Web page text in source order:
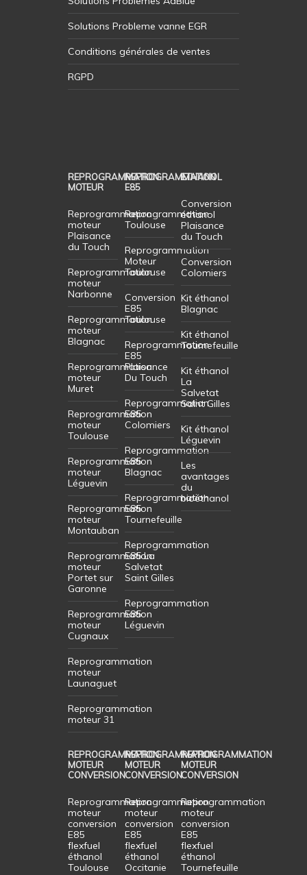
Solutions Probleme vanne EGR
Conditions générales de ventes
RGPD
REPROGRAMMATION
MOTEUR
Reprogrammation
moteur
Plaisance
du Touch
Reprogrammation
moteur
Narbonne
Reprogrammation
moteur
Blagnac
Reprogrammation
moteur
Muret
Reprogrammation
moteur
Toulouse
Reprogrammation
moteur
Léguevin
Reprogrammation
moteur
Montauban
Reprogrammation
moteur
Portet sur
Garonne
Reprogrammation
moteur
Cugnaux
Reprogrammation
moteur
Launaguet
Reprogrammation
moteur 31
REPROGRAMMATION
E85
Reprogrammation
Toulouse
Reprogrammation
Moteur
Toulouse
Conversion
E85
Toulouse
Reprogrammation
E85
Plaisance
Du Touch
Reprogrammation
E85
Colomiers
Reprogrammation
E85
Blagnac
Reprogrammation
E85
Tournefeuille
Reprogrammation
E85 La
Salvetat
Saint Gilles
Reprogrammation
E85
Léguevin
ETHANOL
Conversion
éthanol
Plaisance
du Touch
Conversion
Colomiers
Kit éthanol
Blagnac
Kit éthanol
Tournefeuille
Kit éthanol
La
Salvetat
Saint Gilles
Kit éthanol
Léguevin
Les
avantages
du
bioéthanol
REPROGRAMMATION
MOTEUR
CONVERSION
Reprogrammation
moteur
conversion
E85
flexfuel
éthanol
Toulouse
REPROGRAMMATION
MOTEUR
CONVERSION
Reprogrammation
moteur
conversion
E85
flexfuel
éthanol
Occitanie
REPROGRAMMATION
MOTEUR
CONVERSION
Reprogrammation
moteur
conversion
E85
flexfuel
éthanol
Tournefeuille